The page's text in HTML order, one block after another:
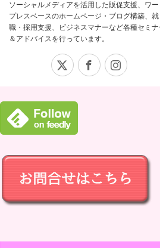
ソーシャルメディアを活用した販促支援、ワー
プレスベースのホームページ・ブログ構築、就
職・採用支援、ビジネスマナーなど各種セミナ
＆アドバイスを行っています。
Facebook